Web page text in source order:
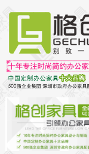
首页
茶台茶桌
多媒体会议室家具
办公屏风隔断系列
办公屏风卡位
高隔断墙
办公桌系列